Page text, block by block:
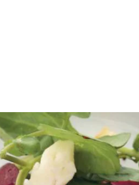
bakken kerstbijgerechten
de walnootolie, olijfolie, sherry, azijn